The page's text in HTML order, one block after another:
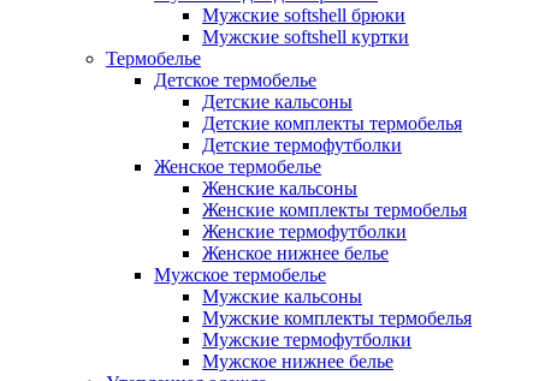
Мужские softshell брюки
Мужские softshell куртки
Термобелье
Детское термобелье
Детские кальсоны
Детские комплекты термобелья
Детские термофутболки
Женское термобелье
Женские кальсоны
Женские комплекты термобелья
Женские термофутболки
Женское нижнее белье
Мужское термобелье
Мужские кальсоны
Мужские комплекты термобелья
Мужские термофутболки
Мужское нижнее белье